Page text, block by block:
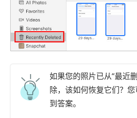
如果您的照片已从“最近
除，该如何恢复它们？
到答案。